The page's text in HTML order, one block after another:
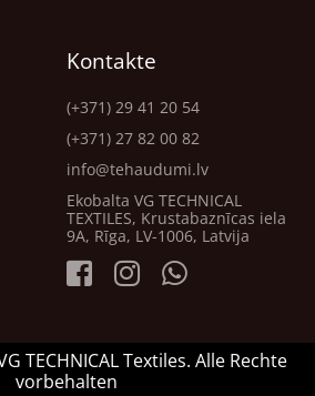
Kontakte
(+371) 29 41 20 54
(+371) 27 82 00 82
info@tehaudumi.lv
Ekobalta VG TECHNICAL
TEXTILES, Krustabaznīcas iela
9A, Rīga, LV-1006, Latvija
TECHNICAL Textiles. Alle Rechte
vorbehalten